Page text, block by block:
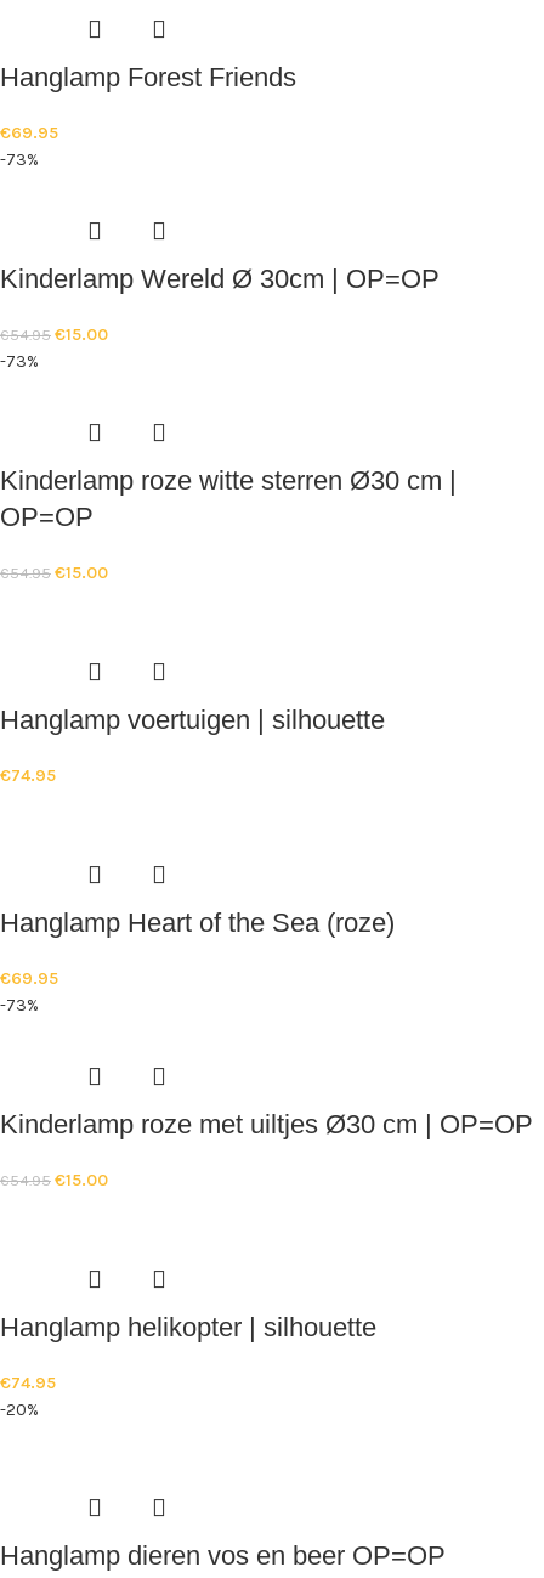
Hanglamp Forest Friends
€69.95
-73%
Kinderlamp Wereld Ø 30cm | OP=OP
€54.95 €15.00
-73%
Kinderlamp roze witte sterren Ø30 cm |
OP=OP
€54.95 €15.00
Hanglamp voertuigen | silhouette
€74.95
Hanglamp Heart of the Sea (roze)
€69.95
-73%
Kinderlamp roze met uiltjes Ø30 cm | OP=OP
€54.95 €15.00
Hanglamp helikopter | silhouette
€74.95
-20%
Hanglamp dieren vos en beer OP=OP